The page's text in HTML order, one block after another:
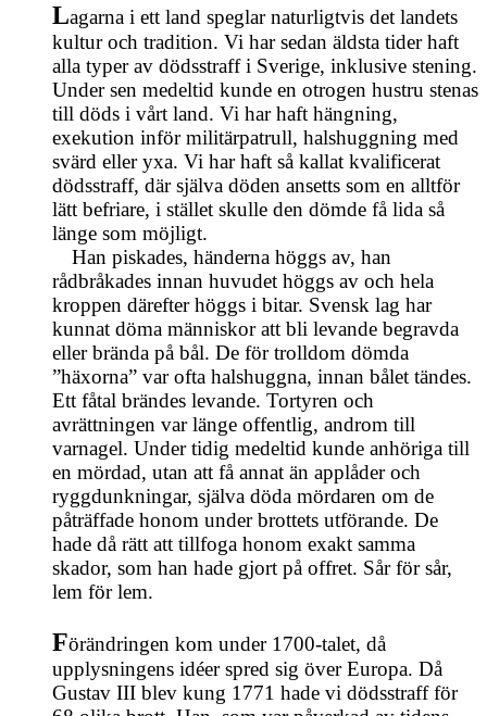
Lagarna i ett land speglar naturligtvis det landets
kultur och tradition. Vi har sedan äldsta tider haft
alla typer av dödsstraff i Sverige, inklusive stening.
Under sen medeltid kunde en otrogen hustru stenas
till döds i vårt land. Vi har haft hängning,
exekution inför militärpatrull, halshuggning med
svärd eller yxa. Vi har haft så kallat kvalificerat
dödsstraff, där själva döden ansetts som en alltför
lätt befriare, i stället skulle den dömde få lida så
länge som möjligt.
Han piskades, händerna höggs av, han
rådbråkades innan huvudet höggs av och hela
kroppen därefter höggs i bitar. Svensk lag har
kunnat döma människor att bli levande begravda
eller brända på bål. De för trolldom dömda
”häxorna” var ofta halshuggna, innan bålet tändes.
Ett fåtal brändes levande. Tortyren och
avrättningen var länge offentlig, androm till
varnagel. Under tidig medeltid kunde anhöriga till
en mördad, utan att få annat än applåder och
ryggdunkningar, själva döda mördaren om de
påträffade honom under brottets utförande. De
hade då rätt att tillfoga honom exakt samma
skador, som han hade gjort på offret. Sår för sår,
lem för lem.
Förändringen kom under 1700-talet, då
upplysningens idéer spred sig över Europa. Då
Gustav III blev kung 1771 hade vi dödsstraff för